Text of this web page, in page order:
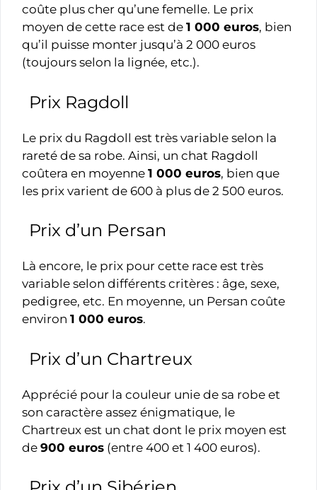
coûte plus cher qu’une femelle. Le prix
moyen de cette race est de 1 000 euros, bien
qu’il puisse monter jusqu’à 2 000 euros
(toujours selon la lignée, etc.).
Prix Ragdoll
Le prix du Ragdoll est très variable selon la
rareté de sa robe. Ainsi, un chat Ragdoll
coûtera en moyenne 1 000 euros, bien que
les prix varient de 600 à plus de 2 500 euros.
Prix d’un Persan
Là encore, le prix pour cette race est très
variable selon différents critères : âge, sexe,
pedigree, etc. En moyenne, un Persan coûte
environ 1 000 euros.
Prix d’un Chartreux
Apprécié pour la couleur unie de sa robe et
son caractère assez énigmatique, le
Chartreux est un chat dont le prix moyen est
de 900 euros (entre 400 et 1 400 euros).